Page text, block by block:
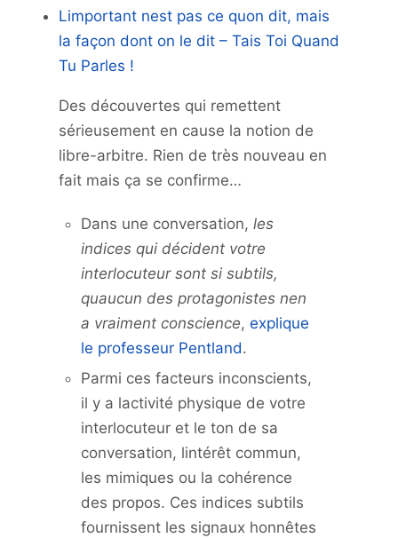
Limportant nest pas ce quon dit, mais
la façon dont on le dit – Tais Toi Quand
Tu Parles !
Des découvertes qui remettent
sérieusement en cause la notion de
libre-arbitre. Rien de très nouveau en
fait mais ça se confirme…
Dans une conversation, les
indices qui décident votre
interlocuteur sont si subtils,
quaucun des protagonistes nen
a vraiment conscience, explique
le professeur Pentland.
Parmi ces facteurs inconscients,
il y a lactivité physique de votre
interlocuteur et le ton de sa
conversation, lintérêt commun,
les mimiques ou la cohérence
des propos. Ces indices subtils
fournissent les signaux honnêtes